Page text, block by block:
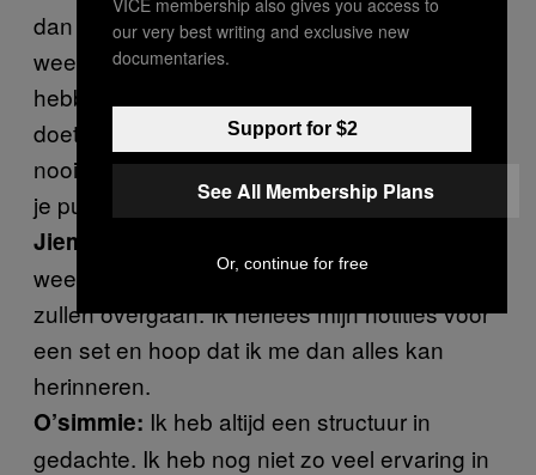
dan zet je 3 à 5 uren muziek op je USB. Je
weet niet zeker of je het allemaal nodig zal
hebben en verliest er veel tijd mee, maar je
doet het gewoon. Uiteindelijk loopt het toch
nooit zoals je het verwacht. Je moet gewoon
je publiek zo goed mogelijk aanvoelen.
Jiem:
weet ik dat bepaalde tracks goed in elkaar
zullen overgaan. Ik herlees mijn notities voor
een set en hoop dat ik me dan alles kan
herinneren.
O’simmie: Ik heb altijd een structuur in
gedachte. Ik heb nog niet zo veel ervaring in
our very best writing and exclusive new
documentaries.
Support for $2
See All Membership Plans
Or, continue for free